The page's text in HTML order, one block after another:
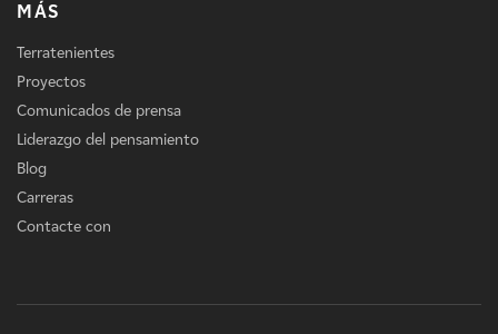
MÁS
Terratenientes
Proyectos
Comunicados de prensa
Liderazgo del pensamiento
Blog
Carreras
Contacte con